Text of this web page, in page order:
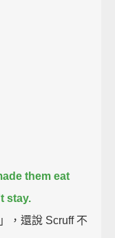
them eat
stay.
，還說 Scruff 不